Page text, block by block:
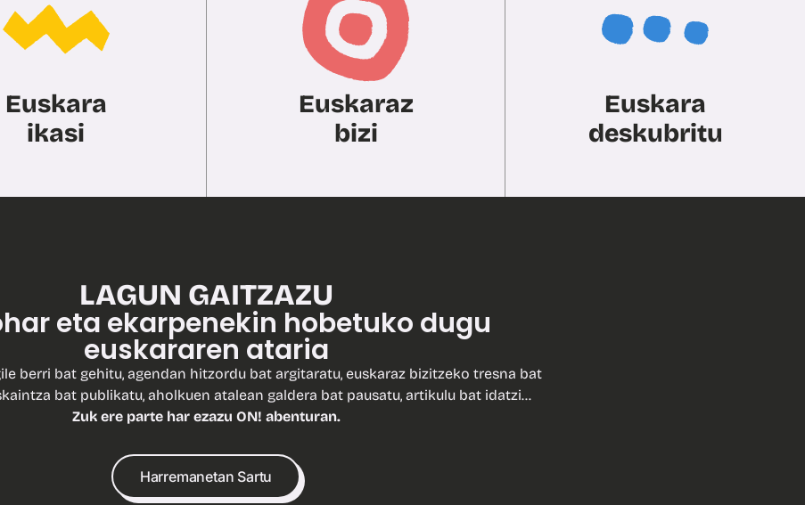
Euskara
ikasi
Euskaraz
bizi
Euskara
deskubritu
LAGUN GAITZAZU
eta ekarpenekin hobetuko dugu
euskararen ataria
berri bat gehitu, agendan hitzordu bat argitaratu, euskaraz bizitzeko tresna bat
bat publikatu, aholkuen atalean galdera bat pausatu, artikulu bat idatzi…
Zuk ere parte har ezazu ON! abenturan.
Harremanetan Sartu